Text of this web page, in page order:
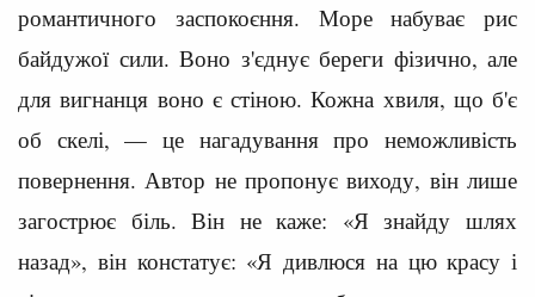
романтичного заспокоєння. Море набуває рис
байдужої сили. Воно з'єднує береги фізично, але
для вигнанця воно є стіною. Кожна хвиля, що б'є
об скелі, — це нагадування про неможливість
повернення. Автор не пропонує виходу, він лише
загострює біль. Він не каже: «Я знайду шлях
назад», він констатує: «Я дивлюся на цю красу і